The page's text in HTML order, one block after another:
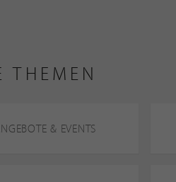
THEMEN
& EVENTS